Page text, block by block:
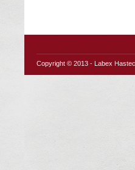
Copyright © 2013 - Labex